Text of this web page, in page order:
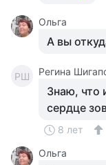
Ольга
А вы
РШ Регина
Знаю, что
сердце
8 лет
Ольга